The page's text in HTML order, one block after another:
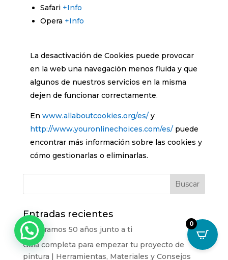
Safari +Info
Opera +Info
La desactivación de Cookies puede provocar
en la web una navegación menos fluida y que
algunos de nuestros servicios en la misma
dejen de funcionar correctamente.
En www.allaboutcookies.org/es/y
http://www.youronlinechoices.com/es/puede
encontrar más información sobre las cookies y
cómo gestionarlas o eliminarlas.
Entradas recientes
Celebramos 50 años junto a ti
Guía completa para empezar tu proyecto de
pintura | Herramientas, Materiales y Consejos
0